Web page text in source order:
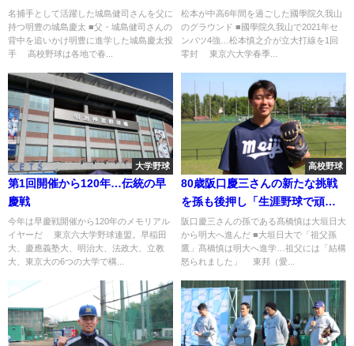
ぐ球児たち
名捕手として活躍した城島健司さんを父に
持つ明豊の城島慶太 ■父・城島健司さんの
背中を追いかけ明豊に進学した城島慶太投
手 高校野球は各地で春...
ンド
松本が中高6年間を過ごした國學院久我山
のグラウンド ■國學院久我山で2021年セ
ンバツ4強…松本慎之介が立大打線を1回
零封 東京六大学春季...
大学野球
第1回開催から120年…伝統の早
慶戦
今年は早慶戦開催から120年のメモリアル
イヤーだ 東京六大学野球連盟。早稲田
大、慶應義塾大、明治大、法政大、立教
大、東京大の6つの大学で構...
高校野球
80歳阪口慶三さんの新たな挑戦
を孫も後押し「生涯野球で頑張
ってほしい」
阪口慶三さんの孫である髙橋慎は大垣日大
から明大へ進んだ ■大垣日大で「祖父孫
鷹」髙橋慎は明大へ進学…祖父には「結構
怒られました」 東邦（愛...